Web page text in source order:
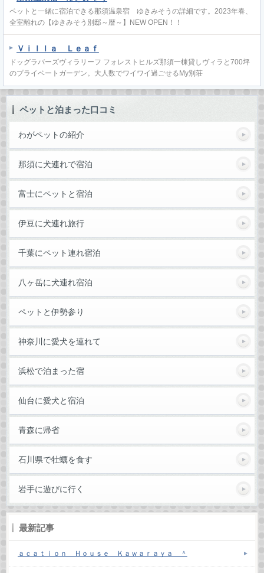
ペットと一緒に宿泊できる那須温泉宿 ゆきみそうの詳細です。2023年春、
全室離れの【ゆきみそう別邸～暦～】NEW OPEN！！
Ｖｉｌｌａ Ｌｅａｆ
ドッグラバーズヴィラリーフ フォレストヒルズ那須一棟貸しヴィラと700坪
のプライベートガーデン。大人数でワイワイ過ごせるMy別荘
ペットと泊まった口コミ
わがペットの紹介
那須に犬連れで宿泊
富士にペットと宿泊
伊豆に犬連れ旅行
千葉にペット連れ宿泊
八ヶ岳に犬連れ宿泊
ペットと伊勢参り
神奈川に愛犬を連れて
浜松で泊まった宿
仙台に愛犬と宿泊
青森に帰省
石川県で牡蠣を食す
岩手に遊びに行く
最新記事
ａｃａｔｉｏｎ Ｈｏｕｓｅ Ｋａｗａｒａｙａ ＾